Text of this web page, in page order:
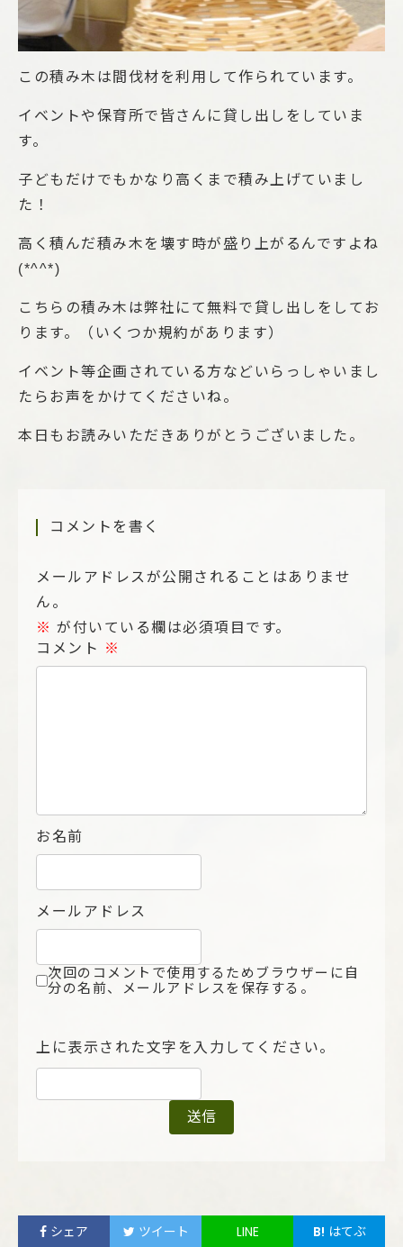
この積み木は間伐材を利用して作られています。
イベントや保育所で皆さんに貸し出しをしていま
す。
子どもだけでもかなり高くまで積み上げていまし
た！
高く積んだ積み木を壊す時が盛り上がるんですよね
(*^^*)
こちらの積み木は弊社にて無料で貸し出しをしてお
ります。（いくつか規約があります）
イベント等企画されている方などいらっしゃいまし
たらお声をかけてくださいね。
本日もお読みいただきありがとうございました。
コメントを書く
メールアドレスが公開されることはありませ
ん。
※ が付いている欄は必須項目です。
コメント ※
お名前
メールアドレス
次回のコメントで使用するためブラウザーに自
分の名前、メールアドレスを保存する。
上に表示された文字を入力してください。
シェア ツイート LINE B! はてぶ